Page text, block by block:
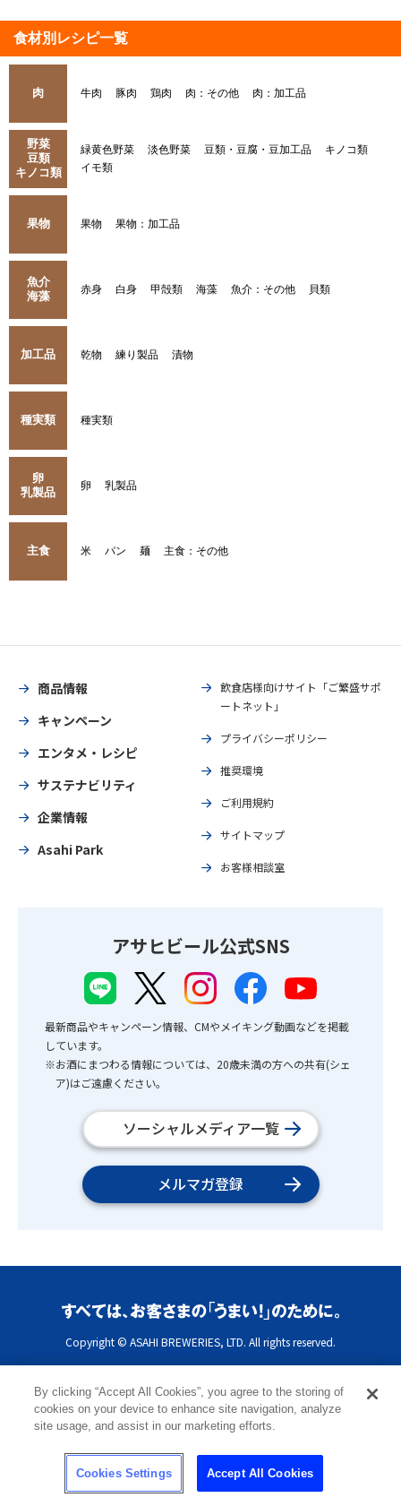
食材別レシピ一覧
肉 牛肉 豚肉 鶏肉 肉：その他 肉：加工品
野菜
豆類
キノコ類
緑黄色野菜 淡色野菜 豆類・豆腐・豆加工品
キノコ類
イモ類
果物 果物 果物：加工品
魚介
海藻
赤身 白身 甲殻類 海藻 魚介：その他 貝類
加工品 乾物 練り製品 漬物
種実類 種実類
卵
乳製品
卵 乳製品
主食 米 パン 麺 主食：その他
商品情報
キャンペーン
エンタメ・レシピ
サステナビリティ
企業情報
Asahi Park
飲食店様向けサイト「ご繁盛サポ
ートネット」
プライバシーポリシー
推奨環境
ご利用規約
サイトマップ
お客様相談室
アサヒビール公式SNS
最新商品やキャンペーン情報、CMやメイキング動画などを掲載
しています。
※お酒にまつわる情報については、20歳未満の方への共有(シェ
ア)はご遠慮ください。
ソーシャルメディア一覧
メルマガ登録
Copyright © ASAHI BREWERIES, LTD. All rights reserved.
By clicking “Accept All Cookies”, you agree to the storing of
cookies on your device to enhance site navigation, analyze
site usage, and assist in our marketing efforts.
Cookies Settings Accept All Cookies